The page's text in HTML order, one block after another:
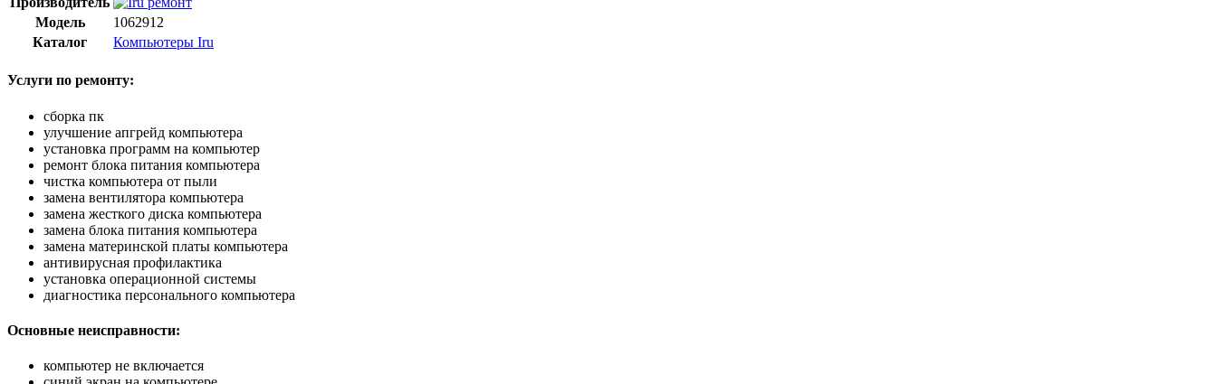
Модель
1062912
Каталог
Компьютеры Iru
Услуги по ремонту:
сборка пк
улучшение апгрейд компьютера
установка программ на компьютер
ремонт блока питания компьютера
чистка компьютера от пыли
замена вентилятора компьютера
замена жесткого диска компьютера
замена блока питания компьютера
замена материнской платы компьютера
антивирусная профилактика
установка операционной системы
диагностика персонального компьютера
Основные неисправности:
компьютер не включается